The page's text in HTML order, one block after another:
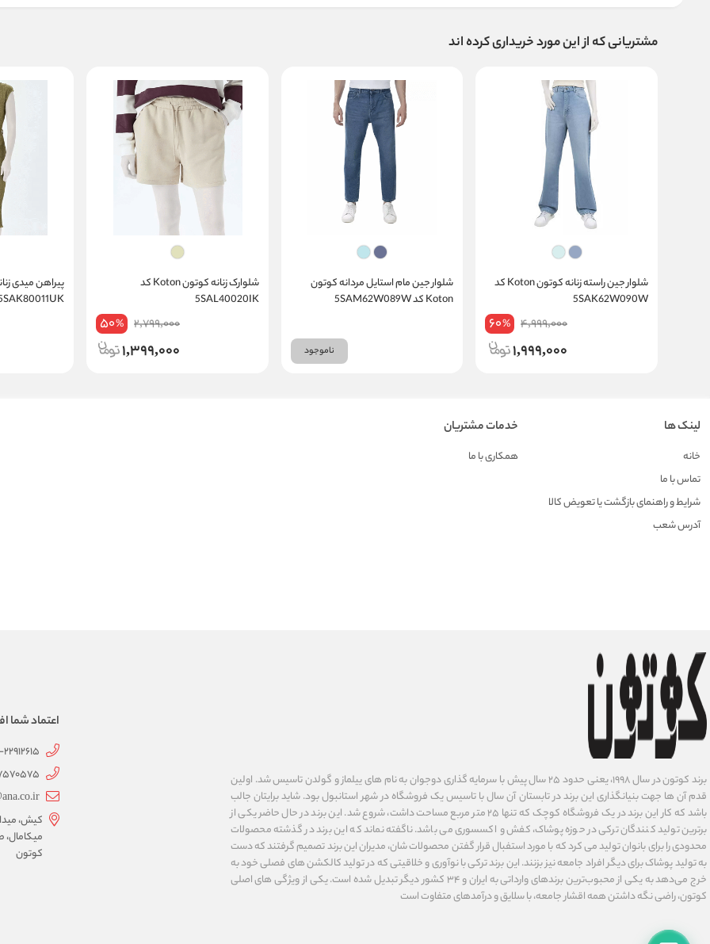
مشتریانی که از این مورد خریداری کرده اند
شلوار جین راسته زنانه کوتون Koton کد
5SAK62W090W
4,999,000
60%
1,999,000
شلوار جین مام استایل مردانه کوتون
Koton کد 5SAM62W089W
ناموجود
شلوارک زنانه کوتون Koton کد
5SAL40020IK
2,799,000
50%
1,399,000
5SAK80011UK
لینک ها
خانه
تماس با ما
شرایط و راهنمای بازگشت یا تعویض کالا
آدرس شعب
خدمات مشتریان
همکاری با ما
برند کوتون در سال ۱۹۹۸، یعنی حدود ۲۵ سال پیش با سرمایه گذاری دوجوان به نام های ییلماز و گولدن تاسیس شد. اولین
قدم آن ها جهت بنیانگذاری این برند در تابستان آن سال با تاسیس یک فروشگاه در شهر استانبول بود. شاید برایتان جالب
باشد که کار این برند در یک فروشگاه کوچک که تنها ۲۵ متر مربع مساحت داشت، شروع شد. این برند در حال حاضر یکی از
برترین تولید کنندگان ترکی در حوزه پوشاک، کفش و اکسسوری می باشد. ناگفته نماند که این برند در گذشته محصولات
محدودی را برای بانوان تولید می کرد که با مورد استفبال قرار گفتن محصولات شان، مدیران این برند تصمیم گرفتند که دست
به تولید پوشاک برای دیگر افراد جامعه نیز بزنند. این برند ترکی با نوآوری ‌و خلاقیتی که در تولید کالکشن های فصلی خود به
خرج می‌دهد به یکی از محبوب‌ترین برندهای وارداتی به ایران و ۳۴ کشور دیگر تبدیل شده‌ است. یکی از ویژگی های اصلی
کوتون، راضی نگه داشتن همه اقشار جامعه، با سلایق و درآمدهای متفاوت است
اعتماد شما
22912615
کیش،
کوتون